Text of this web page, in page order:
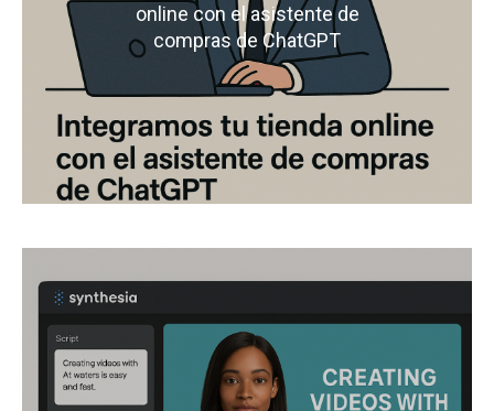
online con el asistente de
compras de ChatGPT